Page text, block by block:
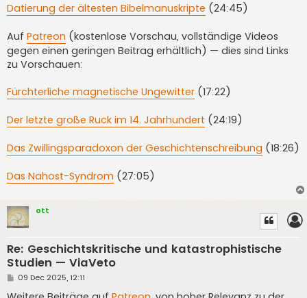
Datierung der ältesten Bibelmanuskripte (24:45)
Auf Patreon (kostenlose Vorschau, vollständige Videos
gegen einen geringen Beitrag erhältlich) — dies sind Links
zu Vorschauen:
Fürchterliche magnetische Ungewitter (17:22)
Der letzte große Ruck im 14. Jahrhundert (24:19)
Das Zwillingsparadoxon der Geschichtenschreibung (18:26)
Das Nahost-Syndrom (27:05)
ott
Re: Geschichtskritische und katastrophistische
Studien — ViaVeto
P
s
09 Dec 2025, 12:11